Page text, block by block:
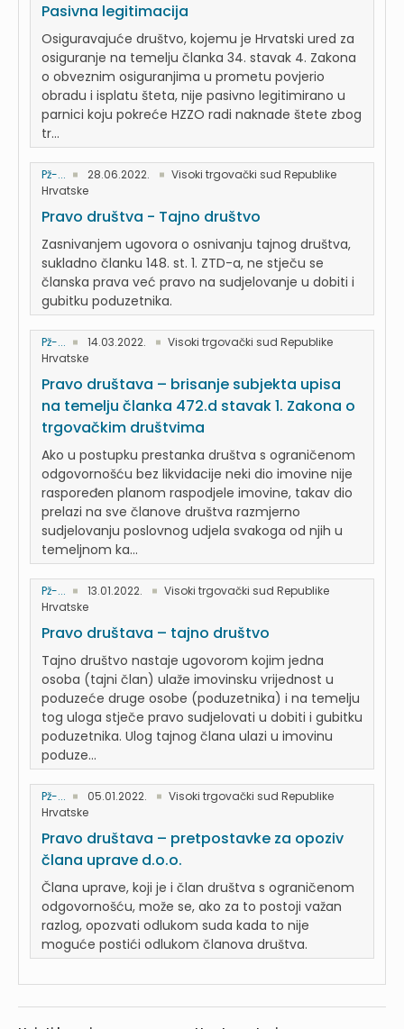
Pasivna legitimacija
Osiguravajuće društvo, kojemu je Hrvatski ured za
osiguranje na temelju članka 34. stavak 4. Zakona
o obveznim osiguranjima u prometu povjerio
obradu i isplatu šteta, nije pasivno legitimirano u
parnici koju pokreće HZZO radi naknade štete zbog
tr...
Pž-... 28.06.2022.
Visoki trgovački sud Republike
Hrvatske
Pravo društva - Tajno društvo
Zasnivanjem ugovora o osnivanju tajnog društva,
sukladno članku 148. st. 1. ZTD-a, ne stječu se
članska prava već pravo na sudjelovanje u dobiti i
gubitku poduzetnika.
Pž-... 14.03.2022.
Visoki trgovački sud Republike
Hrvatske
Pravo društava – brisanje subjekta upisa
na temelju članka 472.d stavak 1. Zakona o
trgovačkim društvima
Ako u postupku prestanka društva s ograničenom
odgovornošću bez likvidacije neki dio imovine nije
raspoređen planom raspodjele imovine, takav dio
prelazi na sve članove društva razmjerno
sudjelovanju poslovnog udjela svakoga od njih u
temeljnom ka...
Pž-... 13.01.2022.
Visoki trgovački sud Republike
Hrvatske
Pravo društava – tajno društvo
Tajno društvo nastaje ugovorom kojim jedna
osoba (tajni član) ulaže imovinsku vrijednost u
poduzeće druge osobe (poduzetnika) i na temelju
tog uloga stječe pravo sudjelovati u dobiti i gubitku
poduzetnika. Ulog tajnog člana ulazi u imovinu
poduze...
Pž-... 05.01.2022.
Visoki trgovački sud Republike
Hrvatske
Pravo društava – pretpostavke za opoziv
člana uprave d.o.o.
Člana uprave, koji je i član društva s ograničenom
odgovornošću, može se, ako za to postoji važan
razlog, opozvati odlukom suda kada to nije
moguće postići odlukom članova društva.